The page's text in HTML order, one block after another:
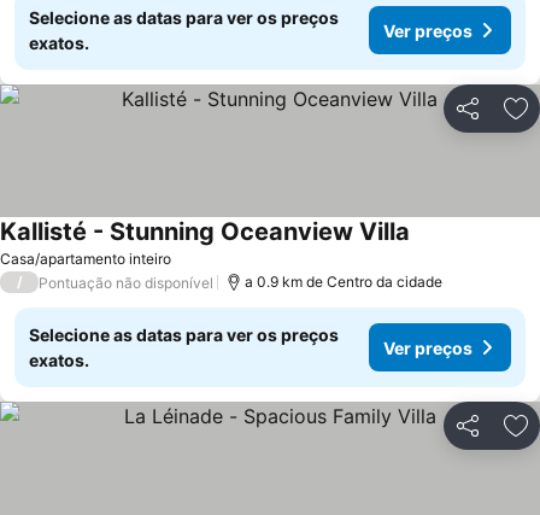
Selecione as datas para ver os preços
exatos.
Ver preços
Partilhar
Casa/apartamento inteiro
Kallisté - Stunning Oceanview Villa
/ Pontuação não disponível a 0.9 km de Centro da cidade
Selecione as datas para ver os preços
exatos.
Ver preços
Partilhar